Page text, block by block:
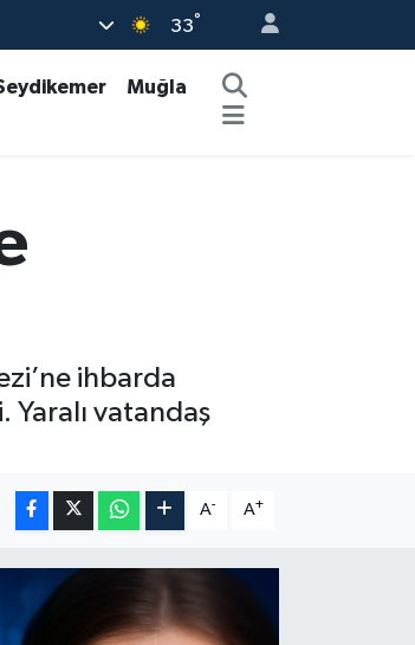
33°
Muğla
ihbarda
Yaralı vatandaş
A- A+